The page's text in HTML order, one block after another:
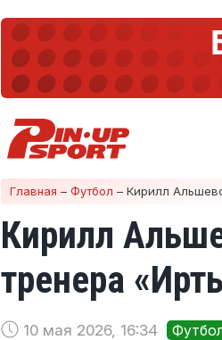
Главная – Футбол – Кирилл
Кирилл
тренера
10 мая 2026, 16:34